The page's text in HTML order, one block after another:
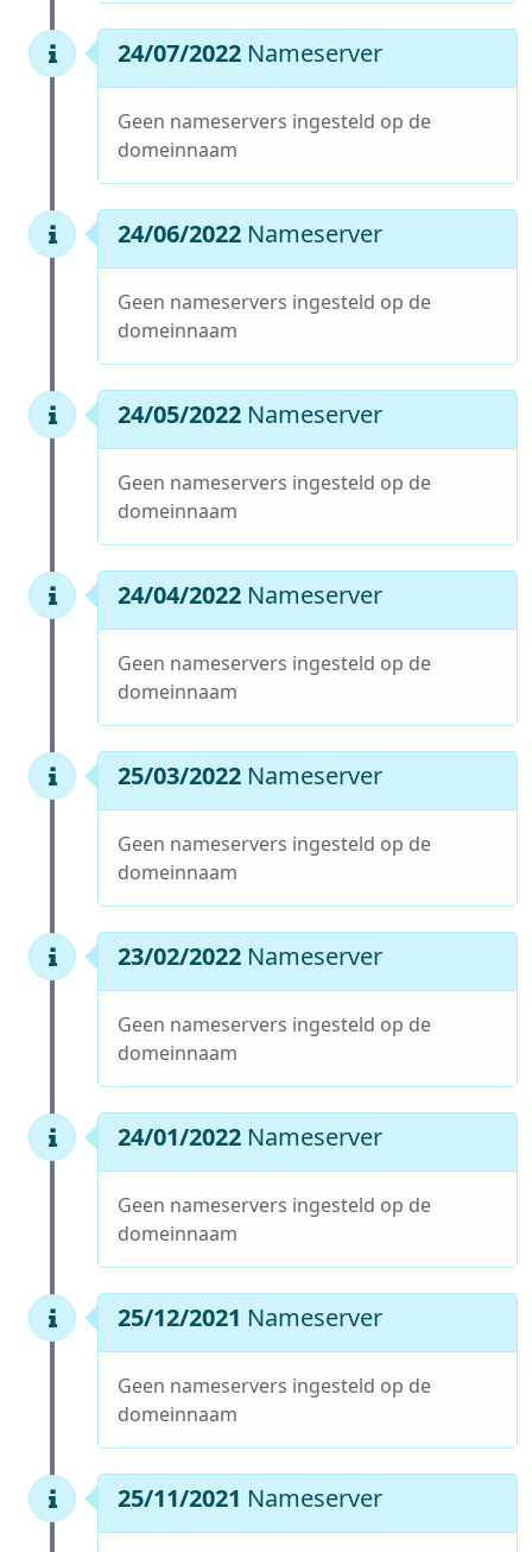
24/07/2022 Nameserver
Geen nameservers ingesteld op de
domeinnaam
24/06/2022 Nameserver
Geen nameservers ingesteld op de
domeinnaam
24/05/2022 Nameserver
Geen nameservers ingesteld op de
domeinnaam
24/04/2022 Nameserver
Geen nameservers ingesteld op de
domeinnaam
25/03/2022 Nameserver
Geen nameservers ingesteld op de
domeinnaam
23/02/2022 Nameserver
Geen nameservers ingesteld op de
domeinnaam
24/01/2022 Nameserver
Geen nameservers ingesteld op de
domeinnaam
25/12/2021 Nameserver
Geen nameservers ingesteld op de
domeinnaam
25/11/2021 Nameserver